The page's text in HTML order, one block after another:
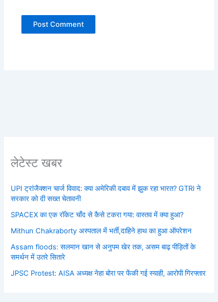
लेटेस्ट खबर
UPI ट्रांजैक्शन चार्ज विवाद: क्या अमेरिकी दबाव में झुक रहा भारत? GTRI ने
सरकार को दी सख्त चेतावनी
SPACEX का एक रॉकेट चाँद से कैसे टकरा गया: वास्तव में क्या हुआ?
Mithun Chakraborty अस्पताल में भर्ती,दाहिने हाथ का हुआ ऑपरेशन
Assam floods: सलमान खान से अनुपम खेर तक, असम बाढ़ पीड़ितों के
समर्थन में उतरे सितारे
JPSC Protest: AISA अध्यक्ष नेहा बोरा पर फेंकी गई स्याही, आरोपी गिरफ्तार